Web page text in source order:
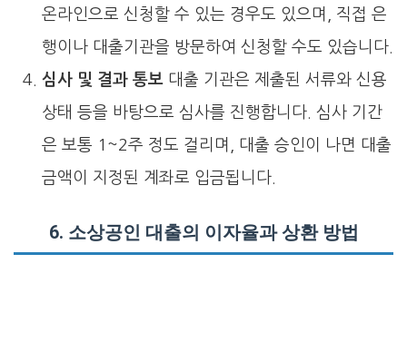
온라인으로 신청할 수 있는 경우도 있으며, 직접 은
행이나 대출기관을 방문하여 신청할 수도 있습니다.
심사 및 결과 통보대출 기관은 제출된 서류와 신용
상태 등을 바탕으로 심사를 진행합니다. 심사 기간
은 보통 1~2주 정도 걸리며, 대출 승인이 나면 대출
금액이 지정된 계좌로 입금됩니다.
6. 소상공인 대출의 이자율과 상환 방법